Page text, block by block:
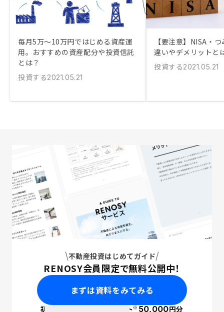
毎月5万〜10万円ではじめる資産運
用。おすすめの資産配分や投資信託
とは？
投資する2021.05.21
【要注意】NISA・
違いやデメリットと
投資する2021.05.21
不動産投資はじめてガイド
RENOSY会員限定で無料公開中！
まずは資料をみてみる
初回面談で ポイント※50,000円分